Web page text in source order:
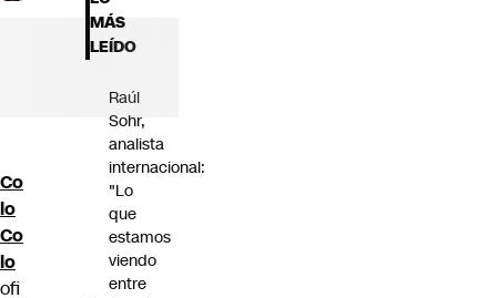
Co
lo
Co
lo
ofi
MÁS
LEÍDO
Raúl
Sohr,
analista
internacional:
"Lo
que
estamos
viendo
entre